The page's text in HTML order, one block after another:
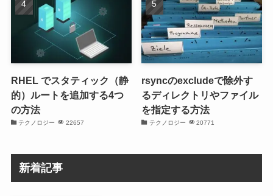
RHEL でスタティック（静
的）ルートを追加する4つ
の方法
テクノロジー 22657
rsyncのexcludeで除外す
るディレクトリやファイル
を指定する方法
テクノロジー 20771
新着記事